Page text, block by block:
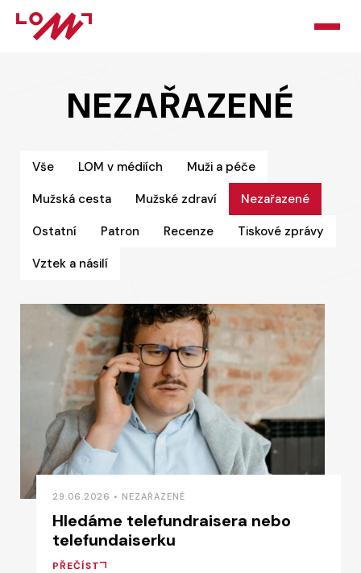
HOME
KURZY
PORADNA
PODPOŘTE NÁS
KONTAKT
NEZAŘAZENÉ
Vše LOM v médiích
Muži a péče
Mužská cesta
Mužské zdraví
Nezařazené
Ostatní
Patron Recenze
Tiskové zprávy
Vztek a násilí
29.06.2026 • NEZAŘAZENÉ
Hledáme telefundraisera nebo
telefundaiserku
PŘEČÍST